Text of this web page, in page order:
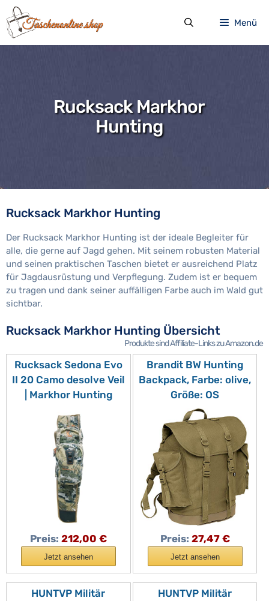
Zum
Inhalt
springen
Menü
Rucksack Markhor
Hunting
Rucksack Markhor Hunting
Der Rucksack Markhor Hunting ist der ideale Begleiter für
alle, die gerne auf Jagd gehen. Mit seinem robusten Material
und seinen praktischen Taschen bietet er ausreichend Platz
für Jagdausrüstung und Verpflegung. Zudem ist er bequem
zu tragen und dank seiner auffälligen Farbe auch im Wald gut
sichtbar.
Rucksack Markhor Hunting Übersicht
Produkte sind Affiliate-Links zu Amazon.de
Rucksack Sedona Evo
II 20 Camo desolve Veil
| Markhor Hunting
Preis: 212,00 €
Jetzt ansehen
Brandit BW Hunting
Backpack, Farbe: olive,
Größe: OS
Preis: 27,47 €
Jetzt ansehen
HUNTVP Militär
HUNTVP Militär